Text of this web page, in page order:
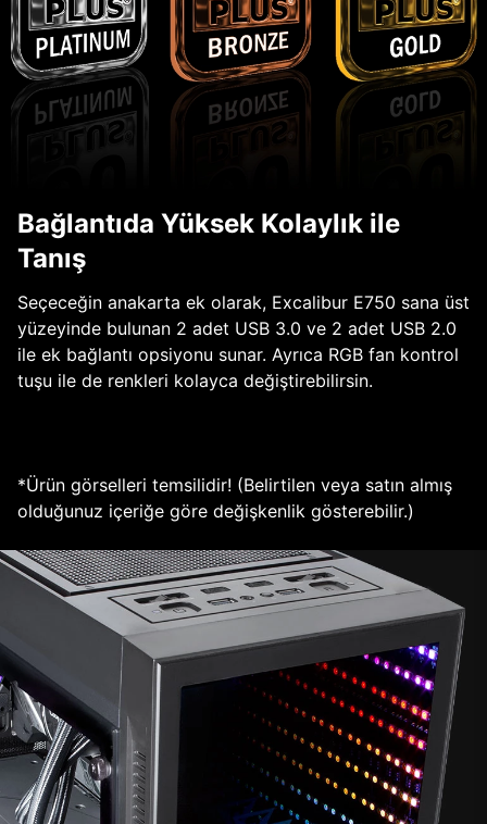
Bağlantıda Yüksek Kolaylık ile
Tanış
Seçeceğin anakarta ek olarak, Excalibur E750 sana üst
yüzeyinde bulunan 2 adet USB 3.0 ve 2 adet USB 2.0
ile ek bağlantı opsiyonu sunar. Ayrıca RGB fan kontrol
tuşu ile de renkleri kolayca değiştirebilirsin.
*Ürün görselleri temsilidir! (Belirtilen veya satın almış
olduğunuz içeriğe göre değişkenlik gösterebilir.)